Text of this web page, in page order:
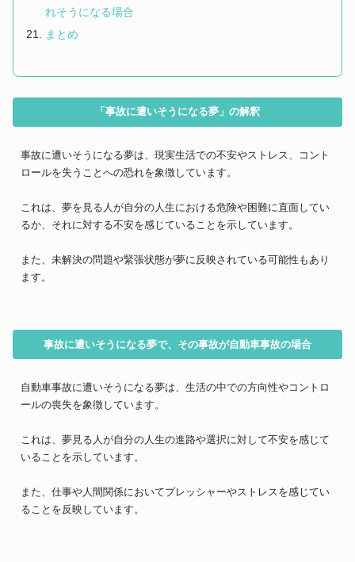
れそうになる場合
まとめ
「事故に遭いそうになる夢」の解釈
事故に遭いそうになる夢は、現実生活での不安やストレス、コント
ロールを失うことへの恐れを象徴しています。
これは、夢を見る人が自分の人生における危険や困難に直面してい
るか、それに対する不安を感じていることを示しています。
また、未解決の問題や緊張状態が夢に反映されている可能性もあり
ます。
事故に遭いそうになる夢で、その事故が自動車事故の場合
自動車事故に遭いそうになる夢は、生活の中での方向性やコントロ
ールの喪失を象徴しています。
これは、夢見る人が自分の人生の進路や選択に対して不安を感じて
いることを示しています。
また、仕事や人間関係においてプレッシャーやストレスを感じてい
ることを反映しています。